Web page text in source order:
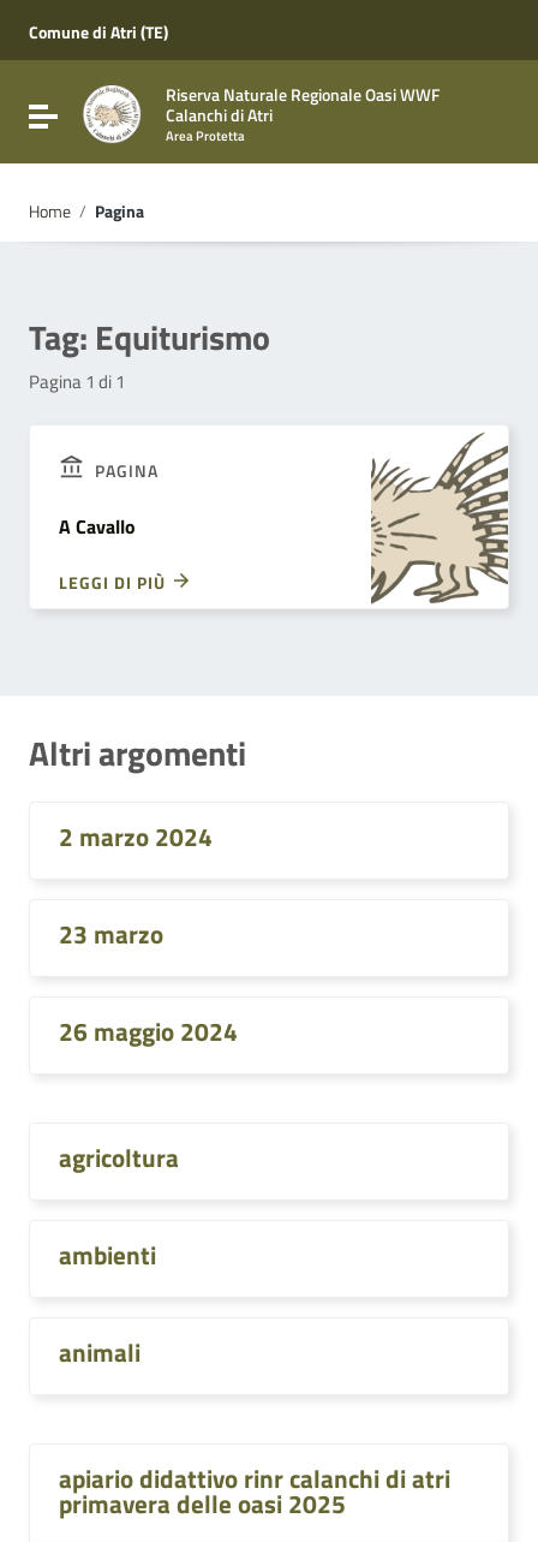
Vai al menu di navigazione
Vai al footer
Comune di Atri (TE)
Attiva / disattiva la navigazione
Riserva Naturale Regionale Oasi WWF
Calanchi di Atri
Area Protetta
Home / Pagina
Tag: Equiturismo
Pagina 1 di 1
PAGINA
A Cavallo
LEGGI DI PIÙ
Altri argomenti
2 marzo 2024
23 marzo
26 maggio 2024
agricoltura
ambienti
animali
apiario didattivo rinr calanchi di atri
primavera delle oasi 2025